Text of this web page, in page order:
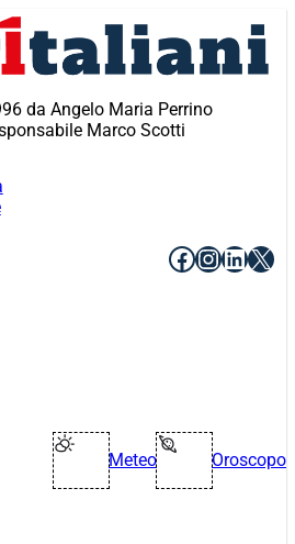
da Angelo Maria Perrino
Marco Scotti
Facebook
X
Meteo Oroscopo